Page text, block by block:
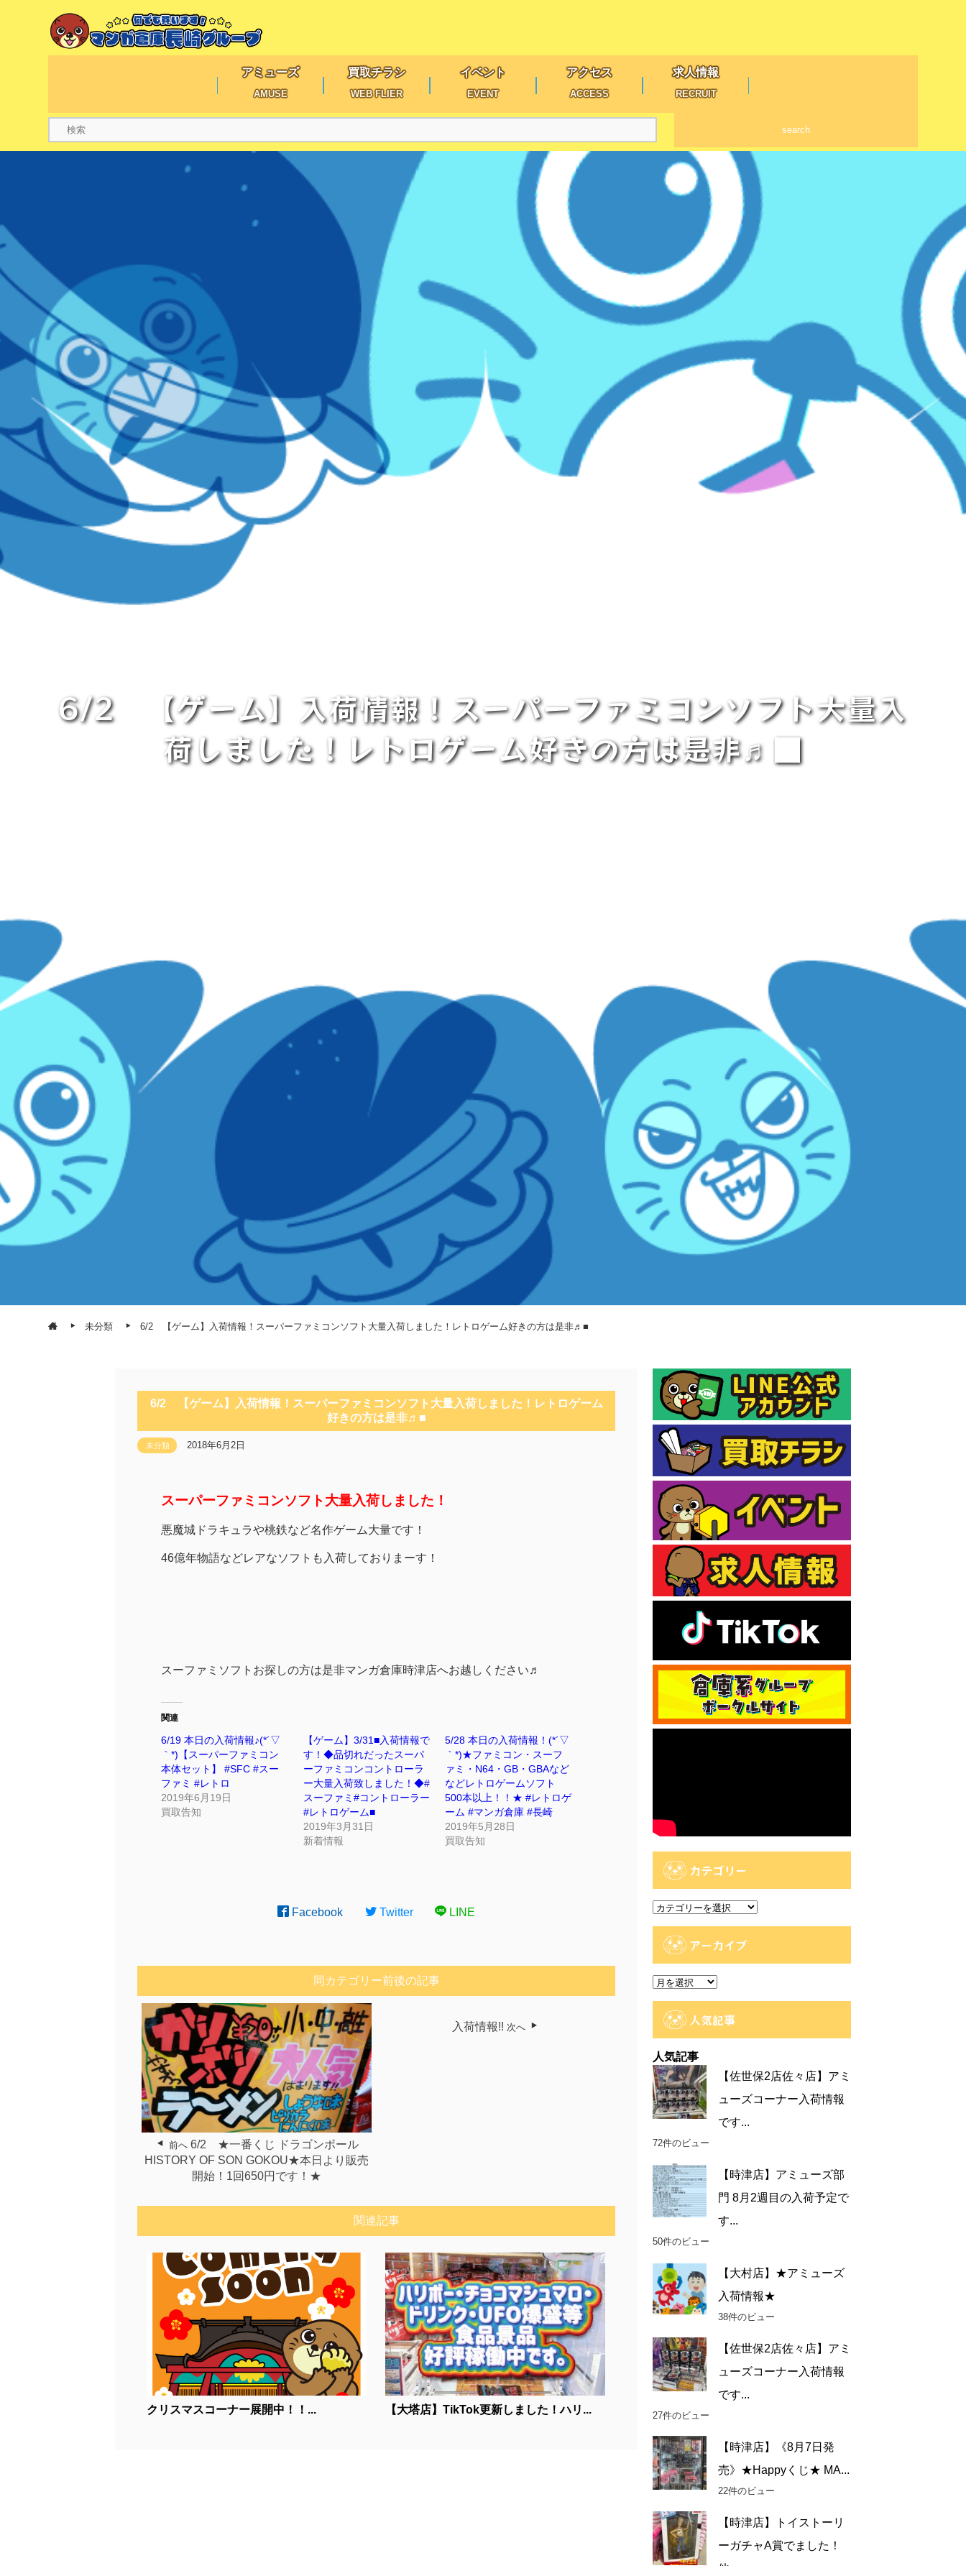
アミューズ
AMUSE
買取チラシ
WEB FLIER
イベント
EVENT
アクセス
ACCESS
求人情報
RECRUIT
search
6/2 【ゲーム】入荷情報！スーパーファミコンソフト大量入
荷しました！レトロゲーム好きの方は是非♬■
未分類 6/2 【ゲーム】入荷情報！スーパーファミコンソフト大量入荷しました！レトロゲーム好きの方は是非♬■
6/2 【ゲーム】入荷情報！スーパーファミコンソフト大量入荷しました！レトロゲーム
好きの方は是非♬■
未分類 2018年6月2日
スーパーファミコンソフト大量入荷しました！
悪魔城ドラキュラや桃鉄など名作ゲーム大量です！
46億年物語などレアなソフトも入荷しておりまーす！
スーファミソフトお探しの方は是非マンガ倉庫時津店へお越しください♬
関連
6/19 本日の入荷情報♪(*´▽
｀*)【スーパーファミコン
本体セット】 #SFC #スー
ファミ #レトロ
2019年6月19日
買取告知
【ゲーム】3/31■入荷情報で
す！◆品切れだったスーパ
ーファミコンコントローラ
ー大量入荷致しました！◆#
スーファミ#コントローラー
#レトロゲーム■
2019年3月31日
新着情報
5/28 本日の入荷情報！(*´▽
｀*)★ファミコン・スーフ
ァミ・N64・GB・GBAなど
などレトロゲームソフト
500本以上！！★ #レトロゲ
ーム #マンガ倉庫 #長崎
2019年5月28日
買取告知
Facebook Twitter LINE
同カテゴリー前後の記事
前へ 6/2 ★一番くじ ドラゴンボール
HISTORY OF SON GOKOU★本日より販売
開始！1回650円です！★
入荷情報!! 次へ
関連記事
クリスマスコーナー展開中！！... 【大塔店】TikTok更新しました！ハリ...
カテゴリー
カ
アーカイブ
ア
人気記事
人気記事
【佐世保2店佐々店】アミ
ューズコーナー入荷情報
です...
72件のビュー
【時津店】アミューズ部
門 8月2週目の入荷予定で
す...
50件のビュー
【大村店】★アミューズ
入荷情報★
38件のビュー
【佐世保2店佐々店】アミ
ューズコーナー入荷情報
です...
27件のビュー
【時津店】《8月7日発
売》★Happyくじ★ MA...
22件のビュー
【時津店】トイストーリ
ーガチャA賞でました！
他■